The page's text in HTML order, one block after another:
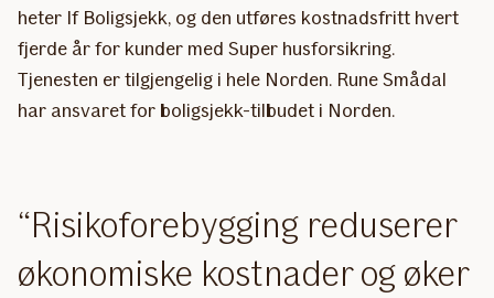
heter If Boligsjekk, og den utføres kostnadsfritt hvert
fjerde år for kunder med Super husforsikring.
Tjenesten er tilgjengelig i hele Norden. Rune Smådal
har ansvaret for boligsjekk-tilbudet i Norden.
Risikoforebygging reduserer
økonomiske kostnader og øker